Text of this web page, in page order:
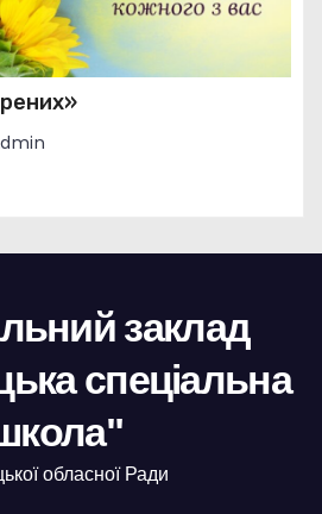
заклад
спеціальна
обласної Ради